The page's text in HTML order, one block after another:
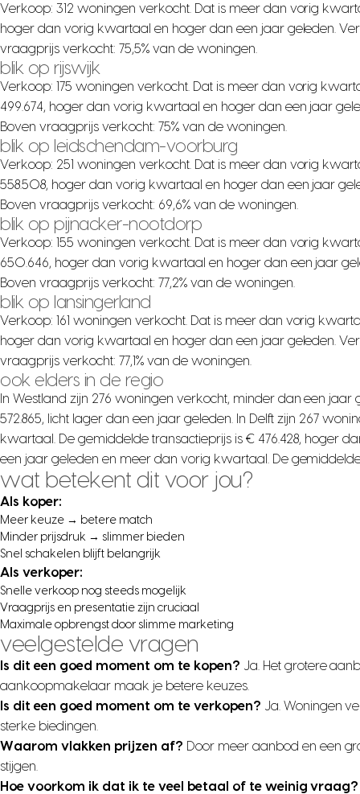
Verkoop: 312 woningen verkocht. Dat is meer dan vorig
hoger dan vorig kwartaal en hoger dan een jaar geleden.
vraagprijs verkocht: 75,5% van de woningen.
blik op rijswijk
Verkoop: 175 woningen verkocht. Dat is meer dan vorig
499.674, hoger dan vorig kwartaal en hoger dan een jaar
Boven vraagprijs verkocht: 75% van de woningen.
blik op leidschendam-voorburg
Verkoop: 251 woningen verkocht. Dat is meer dan vorig
558.508, hoger dan vorig kwartaal en hoger dan een jaar
Boven vraagprijs verkocht: 69,6% van de woningen.
blik op pijnacker-nootdorp
Verkoop: 155 woningen verkocht. Dat is meer dan vorig
650.646, hoger dan vorig kwartaal en hoger dan een jaar
Boven vraagprijs verkocht: 77,2% van de woningen.
blik op lansingerland
Verkoop: 161 woningen verkocht. Dat is meer dan vorig
hoger dan vorig kwartaal en hoger dan een jaar geleden.
vraagprijs verkocht: 77,1% van de woningen.
ook elders in de regio
In Westland zijn 276 woningen verkocht, minder dan een
572.865, licht lager dan een jaar geleden. In Delft zijn 267
kwartaal. De gemiddelde transactieprijs is € 476.428, hoger
een jaar geleden en meer dan vorig kwartaal. De
wat betekent dit voor jou?
Als koper:
Meer keuze → betere match
Minder prijsdruk → slimmer bieden
Snel schakelen blijft belangrijk
Als verkoper:
Snelle verkoop nog steeds mogelijk
Vraagprijs en presentatie zijn cruciaal
Maximale opbrengst door slimme marketing
veelgestelde vragen
Is dit een goed moment om te kopen? Ja. Het grotere
aankoopmakelaar maak je betere keuzes.
Is dit een goed moment om te verkopen? Ja. Woningen
sterke biedingen.
Waarom vlakken prijzen af? Door meer aanbod en een
stijgen.
Hoe voorkom ik dat ik te veel betaal of te weinig vraag?